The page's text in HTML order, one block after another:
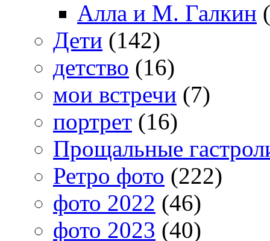
Алла и М. Галкин
Дети (142)
детство (16)
мои встречи (7)
портрет (16)
Прощальные
Ретро фото (222)
фото 2022 (46)
фото 2023 (40)